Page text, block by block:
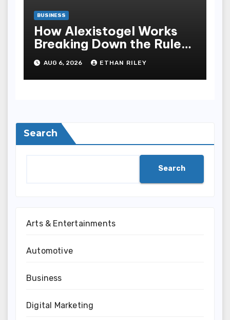
BUSINESS
How Alexistogel Works
Breaking Down the Rules
and Odds
AUG 6, 2026 ETHAN RILEY
Search
Search
Arts & Entertainments
Automotive
Business
Digital Marketing